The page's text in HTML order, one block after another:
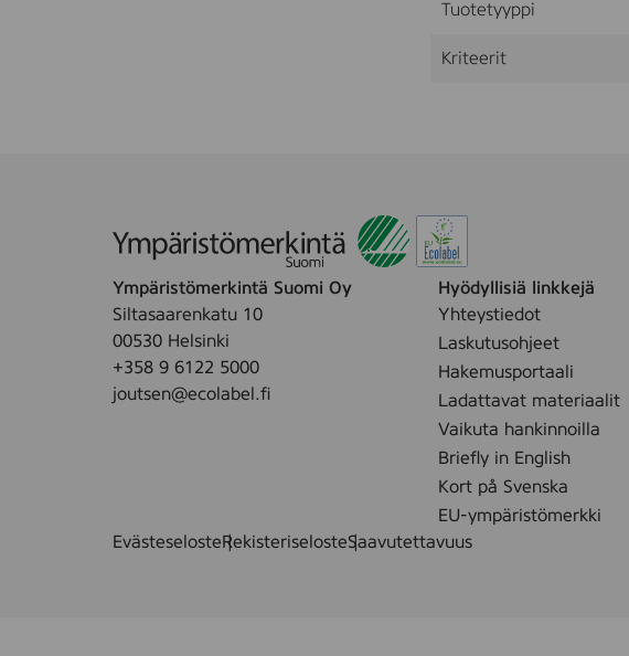
Tuotetyyppi
Kriteerit
Ympäristömerkintä Suomi Oy
Siltasaarenkatu 10
00530 Helsinki
+358 9 6122 5000
joutsen@ecolabel.fi
Hyödyllisiä linkkejä
Yhteystiedot
Laskutusohjeet
Hakemusportaali
Ladattavat materiaalit
Vaikuta hankinnoilla
Briefly in English
Kort på Svenska
EU-ympäristömerkki
EvästeselosteRekisteriselosteSaavutettavuus